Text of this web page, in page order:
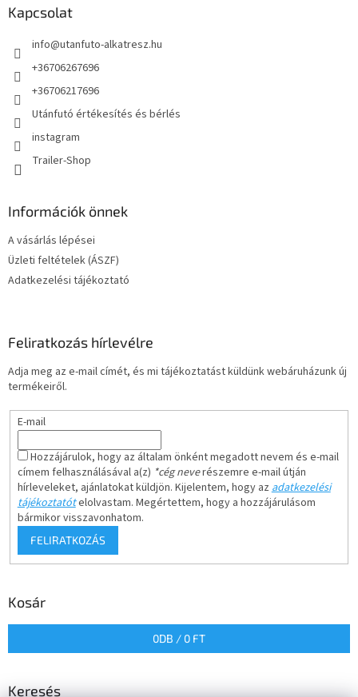
Kapcsolat
info@utanfuto-alkatresz.hu
+36706267696
+36706217696
Utánfutó értékesítés és bérlés
instagram
Trailer-Shop
Információk önnek
A vásárlás lépései
Üzleti feltételek (ÁSZF)
Adatkezelési tájékoztató
Feliratkozás hírlevélre
Adja meg az e-mail címét, és mi tájékoztatást küldünk webáruházunk új
termékeiről.
E-mail
Hozzájárulok, hogy az általam önként megadott nevem és e-mail
címem felhasználásával a(z) *cég neverészemre e-mail útján
hírleveleket, ajánlatokat küldjön. Kijelentem, hogy azadatkezelési
tájékoztatótelolvastam. Megértettem, hogy a hozzájárulásom
bármikor visszavonhatom.
FELIRATKOZÁS
Kosár
0DB / 0 FT
Keresés